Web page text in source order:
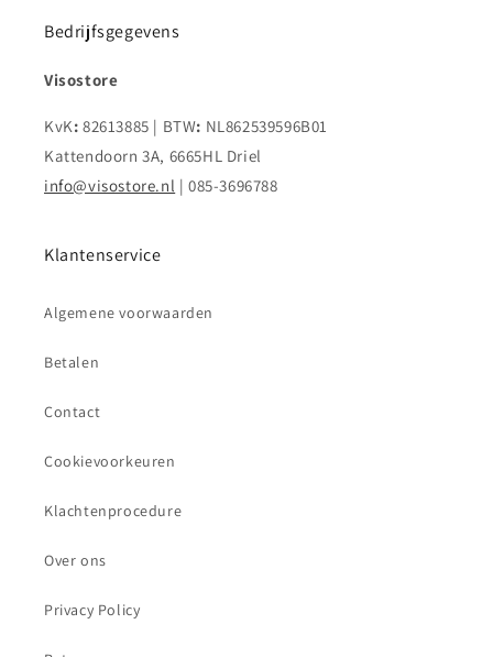
Bedrijfsgegevens
Visostore
KvK: 82613885 | BTW: NL862539596B01
Kattendoorn 3A, 6665HL Driel
info@visostore.nl | 085-3696788
Klantenservice
Algemene voorwaarden
Betalen
Contact
Cookievoorkeuren
Klachtenprocedure
Over ons
Privacy Policy